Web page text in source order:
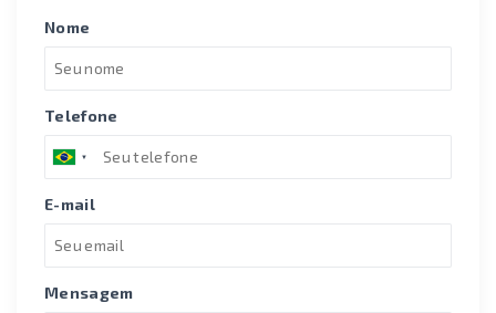
Nome
Telefone
E-mail
Mensagem